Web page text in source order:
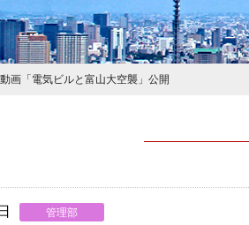
画「電気ビルと富山大空襲」公開
管理部